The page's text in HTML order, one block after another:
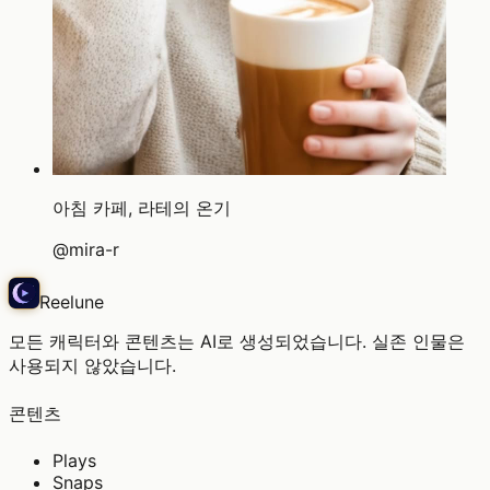
아침 카페, 라테의 온기
@mira-r
Reelune
모든 캐릭터와 콘텐츠는 AI로 생성되었습니다. 실존 인물은
사용되지 않았습니다.
콘텐츠
Plays
Snaps